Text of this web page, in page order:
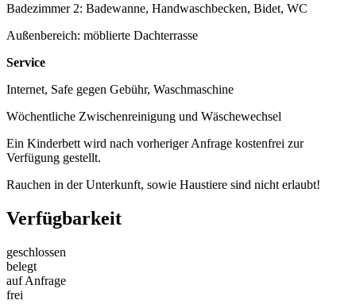
Badezimmer 2: Badewanne, Handwaschbecken, Bidet, WC
Außenbereich: möblierte Dachterrasse
Service
Internet, Safe gegen Gebühr, Waschmaschine
Wöchentliche Zwischenreinigung und Wäschewechsel
Ein Kinderbett wird nach vorheriger Anfrage kostenfrei zur
Verfügung gestellt.
Rauchen in der Unterkunft, sowie Haustiere sind nicht erlaubt!
Verfügbarkeit
geschlossen
belegt
auf Anfrage
frei